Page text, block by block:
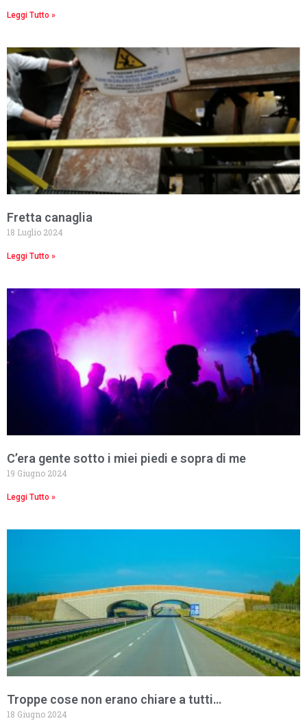
Leggi Tutto »
Fretta canaglia
18 Luglio 2024
Leggi Tutto »
C’era gente sotto i miei piedi e sopra di me
19 Giugno 2024
Leggi Tutto »
Troppe cose non erano chiare a tutti…
18 Giugno 2024